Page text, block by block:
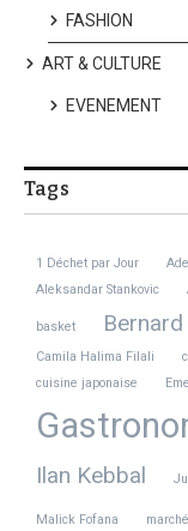
FASHION
ART & CULTURE
EVENEMENT
Tags
1 Déchet par Jour
Aleksandar Stankovic
basket
Camila Halima Filali
cuisine japonaise
Ilan Kebbal
Malick Fofana